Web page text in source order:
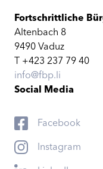
Fortschrittliche
Altenbach 8
9490 Vaduz
T +423 237 79 40
info@fbp.li
Social Media
Facebook
Instagram